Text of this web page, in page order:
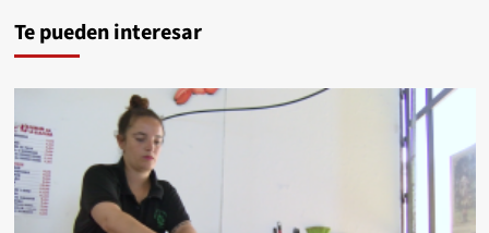
Te pueden interesar